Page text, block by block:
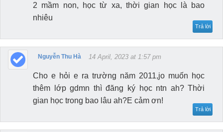
2 mầm non, học từ xa, thời gian học là bao
nhiêu
Trả lời
Nguyễn Thu Hà 14 April, 2023 at 1:57 pm
Cho e hỏi e ra trường năm 2011,jo muốn học
thêm lớp gdmn thì đăng ký học ntn ah? Thời
gian học trong bao lâu ah?E cảm ơn!
Trả lời